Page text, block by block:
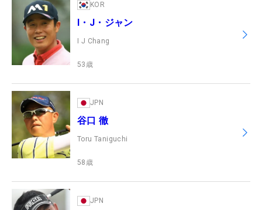
KOR
I・J・ジャン
I J Chang
53 歳
JPN
谷口 徹
Toru Taniguchi
58 歳
JPN